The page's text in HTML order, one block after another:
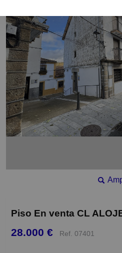
Piso En venta CL
28.000 € Ref. 07401